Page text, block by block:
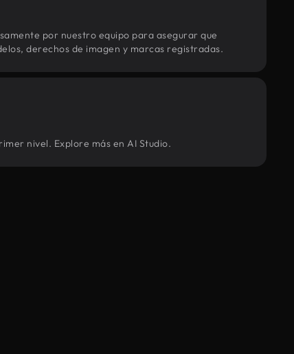
por nuestro equipo para asegurar que
derechos de imagen y marcas registradas.
nivel. Explore más en AI Studio.